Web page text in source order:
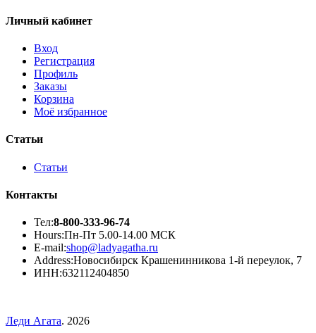
Личный кабинет
Вход
Регистрация
Профиль
Заказы
Корзина
Моё избранное
Статьи
Статьи
Контакты
Тел:8-800-333-96-74
Hours:Пн-Пт 5.00-14.00 МСК
E-mail:shop@ladyagatha.ru
Address:Новосибирск Крашенинникова 1-й переулок, 7
ИНН:632112404850
Леди Агата. 2026